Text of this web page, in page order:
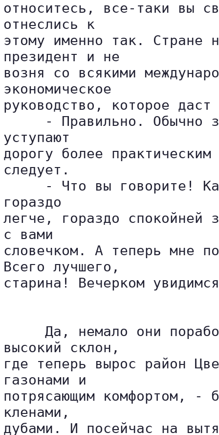
относитесь, все-таки вы
отнеслись к
этому именно так. Стране
президент и не
возня со всякими
экономическое
руководство, которое
- Правильно. Обычно
уступают
дорогу более
следует.
- Что вы говорите!
гораздо
легче, гораздо спокойней
с вами
словечком. А теперь мне
Всего лучшего,
старина! Вечерком
Да, немало они
высокий склон,
где теперь вырос район
газонами и
потрясающим комфортом, -
кленами,
дубами. И посейчас на